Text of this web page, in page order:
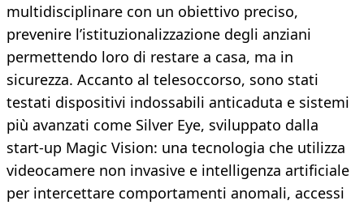
multidisciplinare con un obiettivo preciso,
prevenire l’istituzionalizzazione degli anziani
permettendo loro di restare a casa, ma in
sicurezza. Accanto al telesoccorso, sono stati
testati dispositivi indossabili anticaduta e sistemi
più avanzati come Silver Eye, sviluppato dalla
start-up Magic Vision: una tecnologia che utilizza
videocamere non invasive e intelligenza artificiale
per intercettare comportamenti anomali, accessi